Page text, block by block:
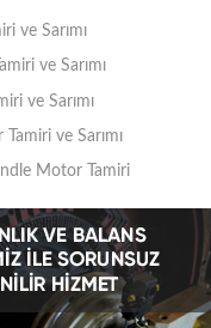
ve Sarımı
ve Sarımı
ve Sarımı
ve Sarımı
Motor Tamiri